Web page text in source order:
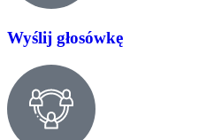
Wyślij głosówkę